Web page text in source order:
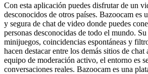
Con esta aplicación puedes disfrutar de un
desconocidos de otros países. Bazoocam es
y segura de chat de video donde puedes
personas desconocidas de todo el mundo.
minijuegos, coincidencias espontáneas y
hacen destacar entre los demás sitios de chat
equipo de moderación activo, el entorno es
conversaciones reales. Bazoocam es una